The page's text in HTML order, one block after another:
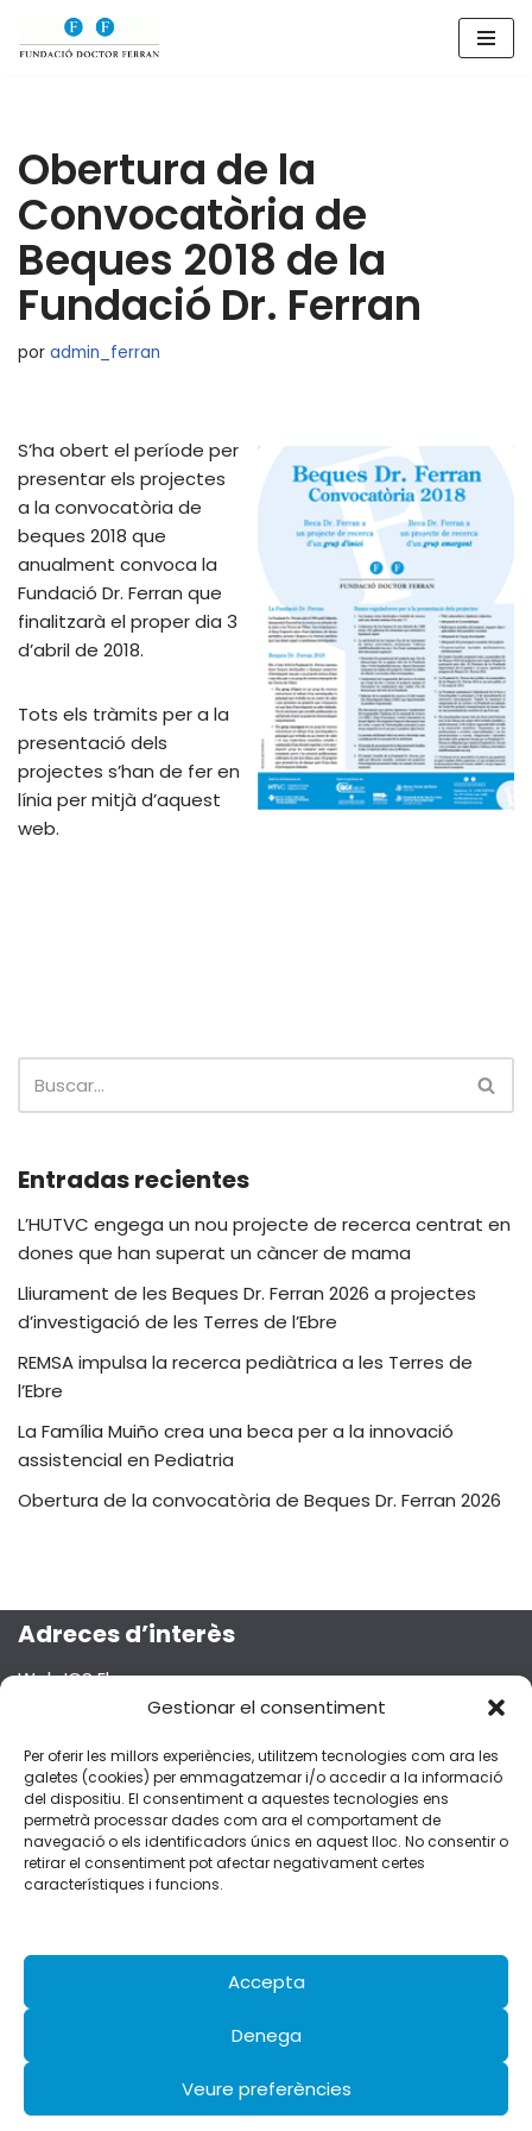
Gestionar el consentiment
Per oferir les millors experiències, utilitzem tecnologies com ara les
galetes (cookies) per emmagatzemar i/o accedir a la informació
del dispositiu. El consentiment a aquestes tecnologies ens
permetrà processar dades com ara el comportament de
navegació o els identificadors únics en aquest lloc. No consentir o
retirar el consentiment pot afectar negativament certes
característiques i funcions.
Accepta
Denega
Veure preferències
Saltar
Obertura de la
Convocatòria de
Beques 2018 de la
Fundació Dr. Ferran
por admin_ferran
S’ha obert el període per
presentar els projectes
a la convocatòria de
beques 2018 que
anualment convoca la
Fundació Dr. Ferran que
finalitzarà el proper dia 3
d’abril de 2018.
Tots els tràmits per a la
presentació dels
projectes s’han de fer en
línia per mitjà d’aquest
web.
Entradas recientes
L’HUTVC engega un nou projecte de recerca centrat en
dones que han superat un càncer de mama
Lliurament de les Beques Dr. Ferran 2026 a projectes
d’investigació de les Terres de l’Ebre
REMSA impulsa la recerca pediàtrica a les Terres de
l’Ebre
La Família Muiño crea una beca per a la innovació
assistencial en Pediatria
Obertura de la convocatòria de Beques Dr. Ferran 2026
Adreces d’interès
Web ICS Ebre
Projecte Emma
Segueix-nos a les xarxes socials!
Dades de contacte
Avís legal
Política de privacitat Xarxes Socials